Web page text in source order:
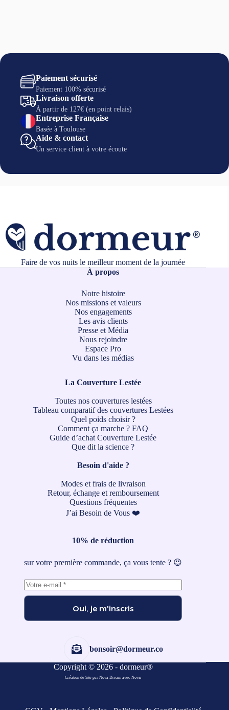
Paiement sécurisé
Paiement 100% sécurisé
Livraison offerte
À partir de 127€ (en point relais)
Entreprise Française
Basée à Toulouse
Aide & contact
Un service client à votre écoute
Faire de vos nuits le meilleur moment de la journée
À propos
Notre histoire
Nos missions et valeurs
Nos engagements
Les avis clients
Presse et Média
Nous rejoindre
Espace Pro
Vu dans les médias
La Couverture Lestée
Toutes nos couvertures lestées
Tableau comparatif des couvertures Lestées
Quel poids choisir ?
Comment ça marche ? FAQ
Guide d’achat Couverture Lestée
Que dit la science ?
Besoin d'aide ?
Modes et frais de livraison
Retour, échange et remboursement
Questions fréquentes
J’ai Besoin de Vous ❤️
10% de réduction
sur votre première commande, ça vous tente ? 😍
Oui, je m'inscris
bonsoir@dormeur.co
Copyright © 2026 - dormeur®
Création de Site par Nova Dream avecNovis